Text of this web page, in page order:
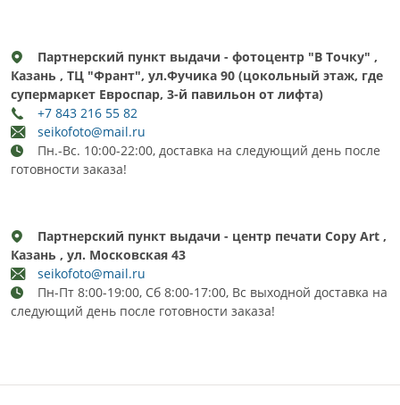
Партнерский пункт выдачи - фотоцентр "В Точку" ,
Казань , ТЦ "Франт", ул.Фучика 90 (цокольный этаж, где
супермаркет Евроспар, 3-й павильон от лифта)
+7 843 216 55 82
seikofoto@mail.ru
Пн.-Вс. 10:00-22:00, доставка на следующий день после
готовности заказа!
Партнерский пункт выдачи - центр печати Copy Art ,
Казань , ул. Московская 43
seikofoto@mail.ru
Пн-Пт 8:00-19:00, Сб 8:00-17:00, Вс выходной доставка на
следующий день после готовности заказа!